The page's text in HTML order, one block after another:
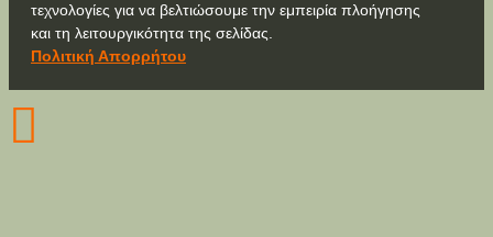
τεχνολογίες για να βελτιώσουμε την εμπειρία πλοήγησης
και τη λειτουργικότητα της σελίδας.
Πολιτική Απορρήτου